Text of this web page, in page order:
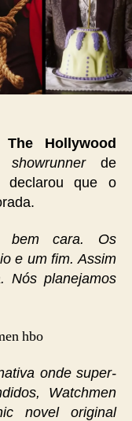
The Hollywood
showrunnerde
declarou que o
bem cara. Os
e um fim. Assim
Nós planejamos
onde super-
Watchmen
novel original